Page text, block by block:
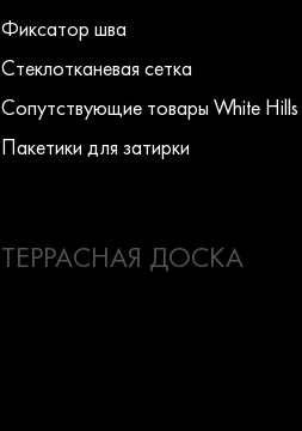
Фиксатор шва
Стеклотканевая сетка
Сопутствующие товары White Hills
Пакетики для затирки
ТЕРРАСНАЯ ДОСКА